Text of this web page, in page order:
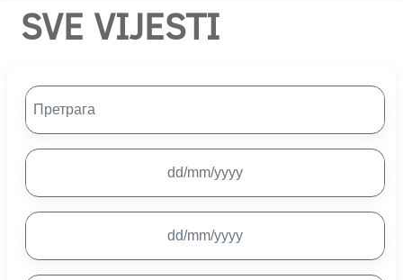
SVE VIJESTI